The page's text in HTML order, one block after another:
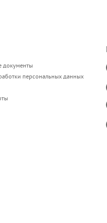
документы
персональных данных